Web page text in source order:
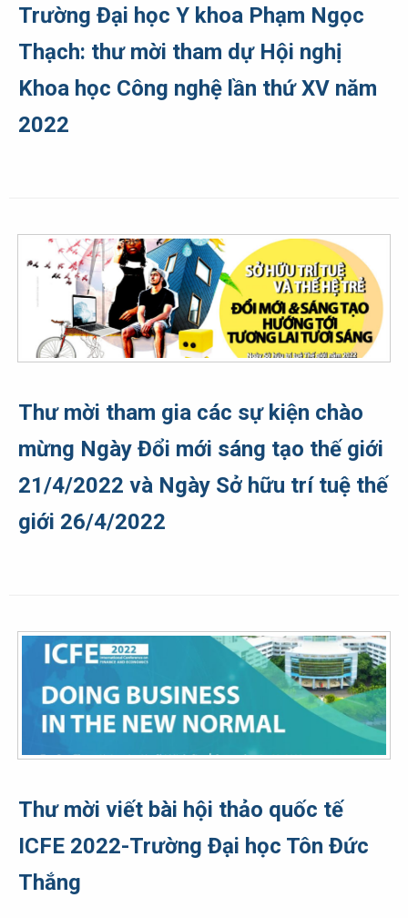
Trường Đại học Y khoa Phạm Ngọc
Thạch: thư mời tham dự Hội nghị
Khoa học Công nghệ lần thứ XV năm
2022
Thư mời tham gia các sự kiện chào
mừng Ngày Đổi mới sáng tạo thế giới
21/4/2022 và Ngày Sở hữu trí tuệ thế
giới 26/4/2022
Thư mời viết bài hội thảo quốc tế
ICFE 2022-Trường Đại học Tôn Đức
Thắng